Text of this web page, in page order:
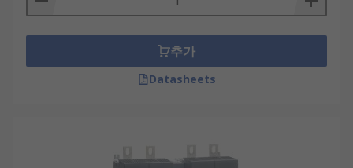
추가
Datasheets